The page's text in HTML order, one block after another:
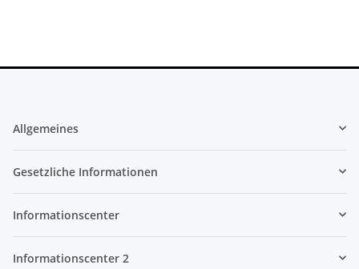
Allgemeines
Gesetzliche Informationen
Informationscenter
Informationscenter 2